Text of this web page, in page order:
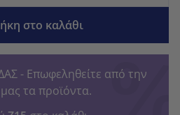
στο καλάθι
- Επωφεληθείτε από την
τα προϊόντα.